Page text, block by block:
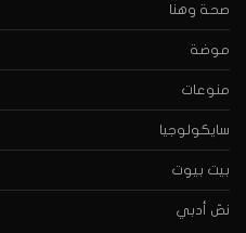
صحة وهنا
موضة
منوعات
سايكولوجيا
بيت بيوت
نصّ أدبي